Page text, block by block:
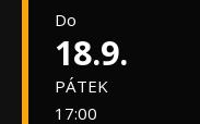
Do
18.9.
PÁTEK
17:00